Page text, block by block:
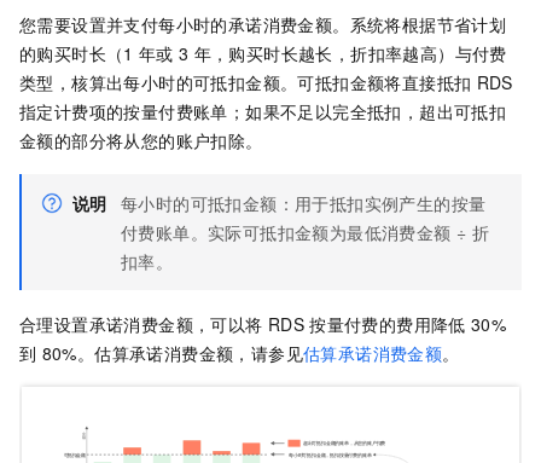
您需要设置并支付每小时的承诺消费金额。系统将根据节省计划
的购买时长（1 年或 3 年，购买时长越长，折扣率越高）与付费
类型，核算出每小时的可抵扣金额。可抵扣金额将直接抵扣 RDS
指定计费项的按量付费账单；如果不足以完全抵扣，超出可抵扣
金额的部分将从您的账户扣除。
说明 每小时的可抵扣金额：用于抵扣实例产生的按量
付费账单。实际可抵扣金额为最低消费金额 ÷ 折
扣率。
合理设置承诺消费金额，可以将 RDS 按量付费的费用降低 30%
到 80%。估算承诺消费金额，请参见估算承诺消费金额。